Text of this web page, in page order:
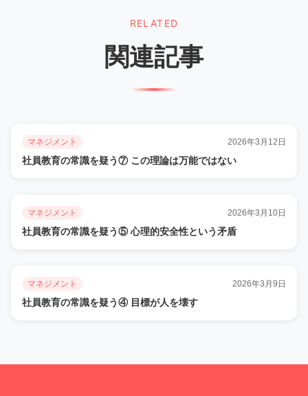
RELATED
関連記事
マネジメント 2026年3月12日
社員教育の常識を疑う⑦ この理論は万能ではない
マネジメント 2026年3月10日
社員教育の常識を疑う⑤ 心理的安全性という矛盾
マネジメント 2026年3月9日
社員教育の常識を疑う④ 目標が人を壊す